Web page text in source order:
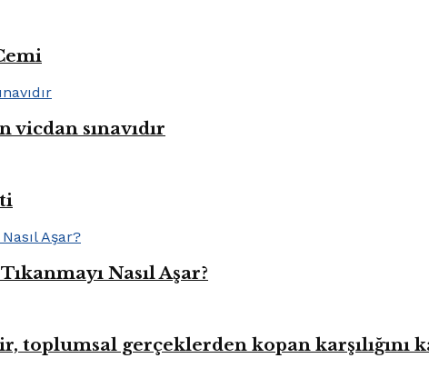
vicdan sınavıdır
Nasıl Aşar?
toplumsal gerçeklerden kopan karşılığını